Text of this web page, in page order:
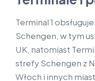
Terminal 1
Schengen, w tym
UK, natomiast
strefy Schengen z
Włoch i innych